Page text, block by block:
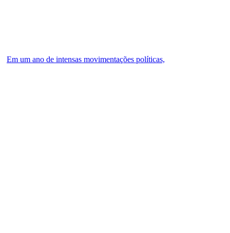
Em um ano de intensas movimentações políticas,